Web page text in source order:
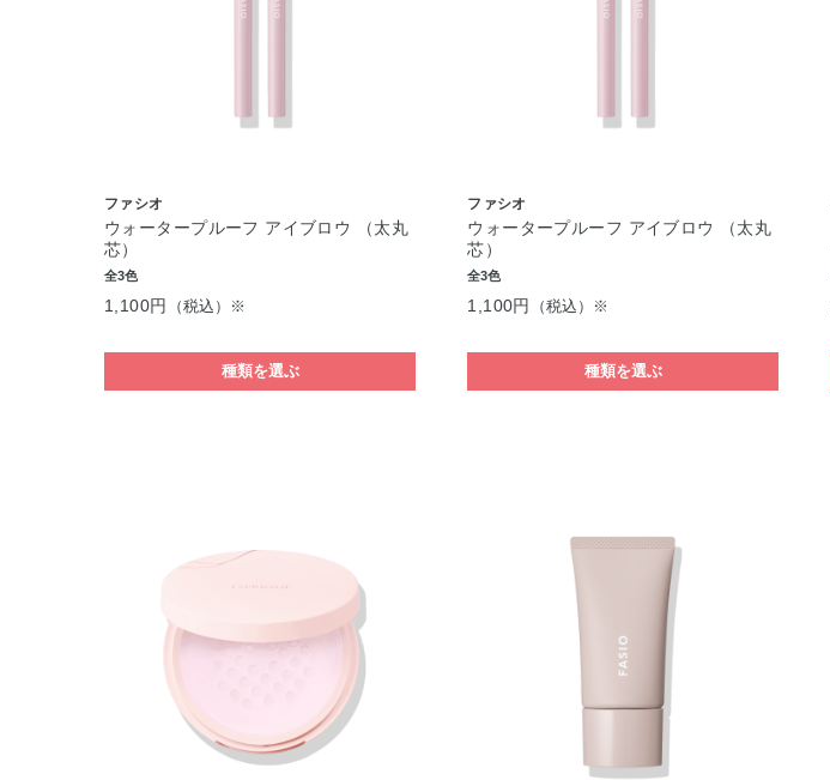
ファシオ
ウォータープルーフ アイブロウ （太丸
芯）
全3色
1,100円 （税込）※
種類を選ぶ
ファシオ
ウォータープルーフ アイブロウ （太丸
芯）
全3色
1,100円 （税込）※
種類を選ぶ